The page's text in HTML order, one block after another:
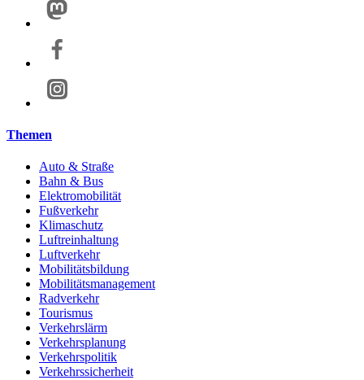
Themen
Auto & Straße
Bahn & Bus
Elektromobilität
Fußverkehr
Klimaschutz
Luftreinhaltung
Luftverkehr
Mobilitätsbildung
Mobilitätsmanagement
Radverkehr
Tourismus
Verkehrslärm
Verkehrsplanung
Verkehrspolitik
Verkehrssicherheit